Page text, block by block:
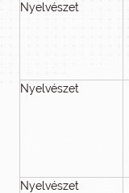
Nyelvészet
Nyelvészet
Nyelvészet